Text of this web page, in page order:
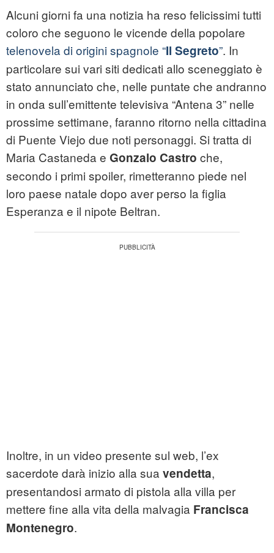
Alcuni giorni fa una notizia ha reso felicissimi tutti
coloro che seguono le vicende della popolare
telenovela di origini spagnole “Il Segreto”. In
particolare sui vari siti dedicati allo sceneggiato è
stato annunciato che, nelle puntate che andranno
in onda sull’emittente televisiva “Antena 3” nelle
prossime settimane, faranno ritorno nella cittadina
di Puente Viejo due noti personaggi. Si tratta di
Maria Castaneda e Gonzalo Castro che,
secondo i primi spoiler, rimetteranno piede nel
loro paese natale dopo aver perso la figlia
Esperanza e il nipote Beltran.
Inoltre, in un video presente sul web, l’ex
sacerdote darà inizio alla sua vendetta,
presentandosi armato di pistola alla villa per
mettere fine alla vita della malvagia Francisca
Montenegro.